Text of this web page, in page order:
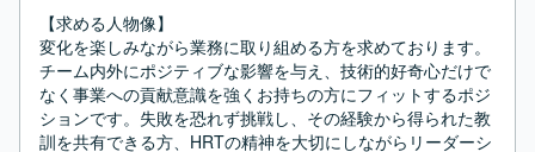
【求める人物像】
変化を楽しみながら業務に取り組める方を求めております。
チーム内外にポジティブな影響を与え、技術的好奇心だけで
なく事業への貢献意識を強くお持ちの方にフィットするポジ
ションです。失敗を恐れず挑戦し、その経験から得られた教
訓を共有できる方、HRTの精神を大切にしながらリーダーシ